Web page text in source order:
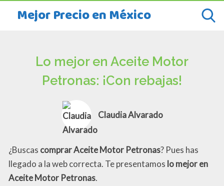
Mejor Precio en México
Lo mejor en Aceite Motor
Petronas: ¡Con rebajas!
Claudia Alvarado
¿Buscas comprar Aceite Motor Petronas? Pues has
llegado a la web correcta. Te presentamos lo mejor en
Aceite Motor Petronas.